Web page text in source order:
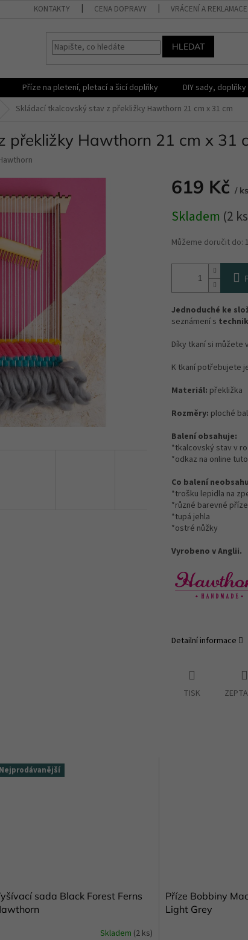
KONTAKTY CENA DOPRAVY VRÁCENÍ A
HLEDAT
Příze na pletení, pletací a šicí doplňky DIY sady,
Skládací tkalcovský stav z překližky Hawthorn 21 cm x 31 cm
překližky Hawthorn 21 cm x 31
619 Kč / ks
cena:
Skladem (2
Můžeme doručit do:
Jednoduché ke
seznámení s
Díky tkaní si můžete
K tkaní potřebujete
Materiál: překližka
Rozměry: ploché
Balení obsahuje:
*tkalcovský stav v
*odkaz na online
Co balení
*trošku lepidla na
*různé barevné
*tupá jehla
*ostré nůžky
Vyrobeno v Anglii.
Detailní informace
TISK
Nejprodávanější
sada Black Forest Ferns
Skladem (2 ks)
Příze Bobbiny
Light Grey